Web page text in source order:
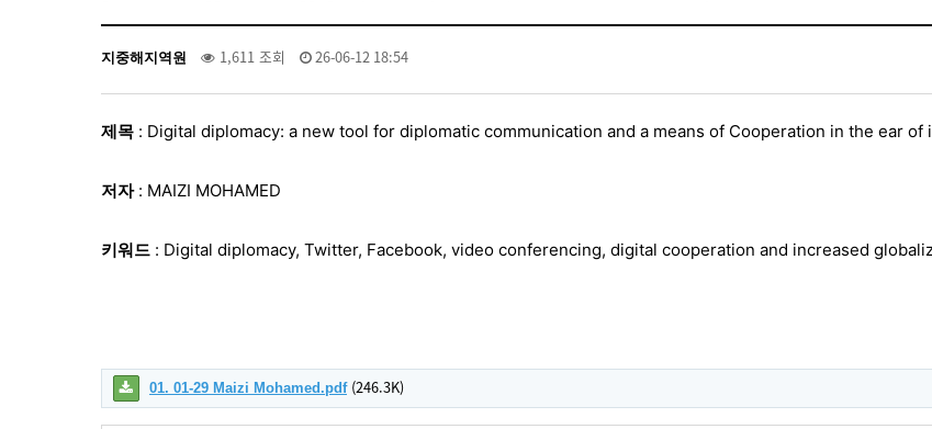
지중해지역원 1,611 조회 26-06-12 18:54
제목 : Digital diplomacy: a new tool for diplomatic communication and a means of Cooperation in the ear
저자: MAIZI MOHAMED
키워드 : Digital diplomacy, Twitter, Facebook, video conferencing, digital cooperation and increased
01. 01-29 Maizi Mohamed.pdf(246.3K)